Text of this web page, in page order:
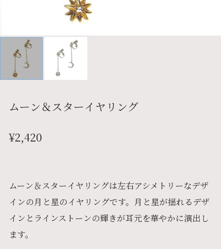
ムーン＆スターイヤリング
¥2,420
ムーン＆スターイヤリングは左右アシメトリーなデザ
インの月と星のイヤリングです。月と星が揺れるデザ
インとラインストーンの輝きが耳元を華やかに演出し
ます。